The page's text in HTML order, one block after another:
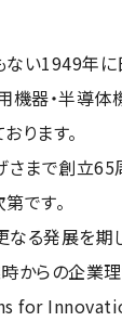
い1949年
機器・半導
ります。
さまで創立
です。
る発展を期
からの企業
for